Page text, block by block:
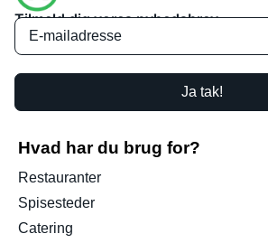
Tilmeld dig vores nyhedsbrev
Ja tak!
Hvad har du brug for?
Restauranter
Spisesteder
Catering